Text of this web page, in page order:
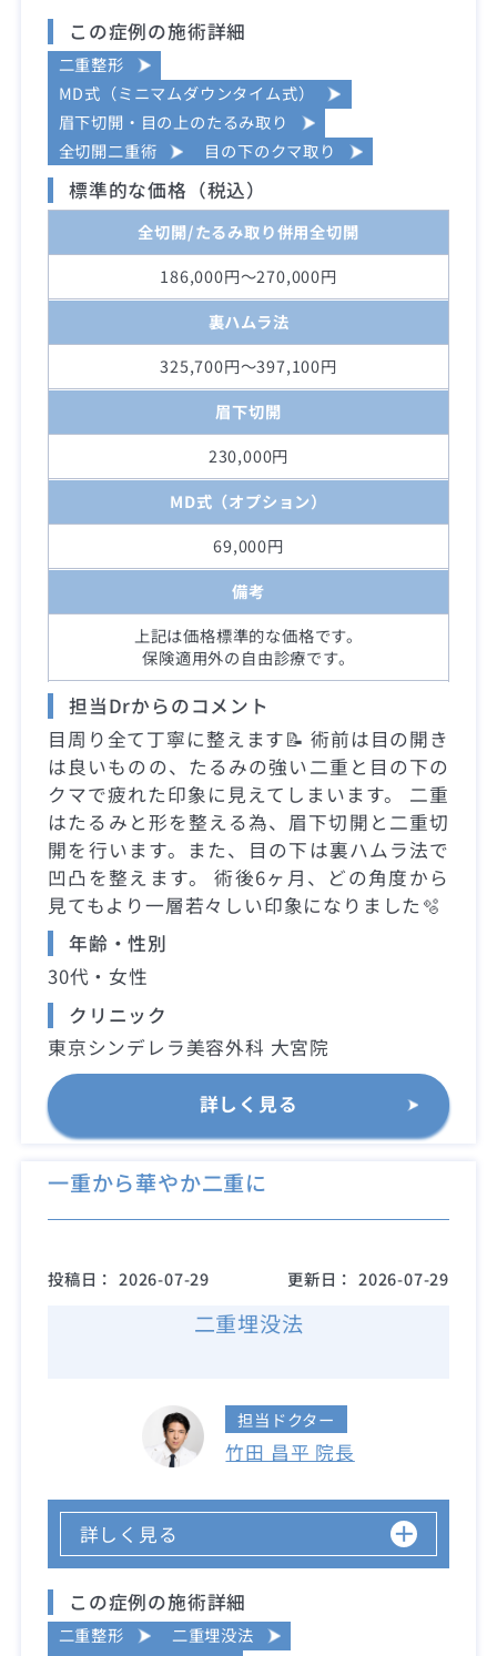
この症例の施術詳細
二重整形
MD式（ミニマムダウンタイム式）
眉下切開・目の上のたるみ取り
全切開二重術
目の下のクマ取り
標準的な価格（税込）
全切開/たるみ取り併用全切開
186,000円～270,000円
裏ハムラ法
325,700円～397,100円
眉下切開
230,000円
MD式（オプション）
69,000円
備考
上記は価格標準的な価格です。
保険適用外の自由診療です。
担当Drからのコメント
目周り全て丁寧に整えます📝 術前は目の開き
は良いものの、たるみの強い二重と目の下の
クマで疲れた印象に見えてしまいます。 二重
はたるみと形を整える為、眉下切開と二重切
開を行います。また、目の下は裏ハムラ法で
凹凸を整えます。 術後6ヶ月、どの角度から
見てもより一層若々しい印象になりました🫧
年齢・性別
30代・女性
クリニック
東京シンデレラ美容外科 大宮院
詳しく見る
一重から華やか二重に
投稿日： 2026-07-29 更新日： 2026-07-29
二重埋没法
担当ドクター
竹田 昌平 院長
詳しく見る
この症例の施術詳細
二重整形
二重埋没法